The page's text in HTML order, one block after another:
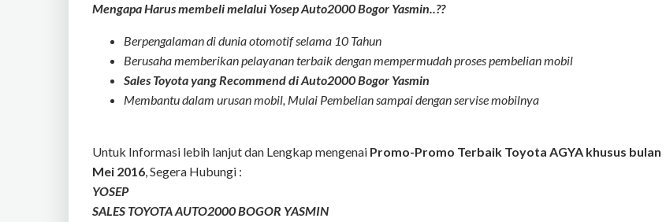
Mengapa Harus membeli melalui Yosep Auto2000 Bogor Yasmin..??
Berpengalaman di dunia otomotif selama 10 Tahun
Berusaha memberikan pelayanan terbaik dengan mempermudah proses pembelian mobil
Sales Toyota yang Recommend di Auto2000 Bogor Yasmin
Membantu dalam urusan mobil, Mulai Pembelian sampai dengan servise mobilnya
Untuk Informasi lebih lanjut dan Lengkap mengenai Promo-Promo Terbaik Toyota AGYA khusus bulan
Mei 2016, Segera Hubungi :
YOSEP
SALES TOYOTA AUTO2000 BOGOR YASMIN